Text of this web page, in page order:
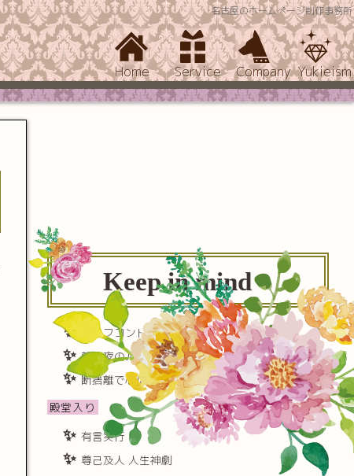
名古屋のホームページ制作事務所
Home Service Company Yukieism
Keep in mind
セルフコントロール(自己制御)
朝と夜のルーチンを極める
断捨離で心に隙間をつくる
殿堂入り
有言実行
尊己及人 人生神劇